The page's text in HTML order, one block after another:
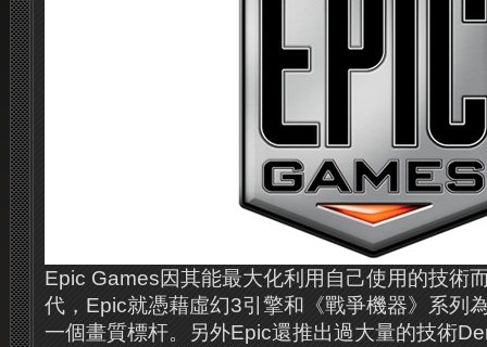
Epic Games因其能最大化利用自己使用的技術
代，Epic就憑藉虛幻3引擎和《戰爭機器》系列
一個畫質標杆。另外Epic還推出過大量的技術